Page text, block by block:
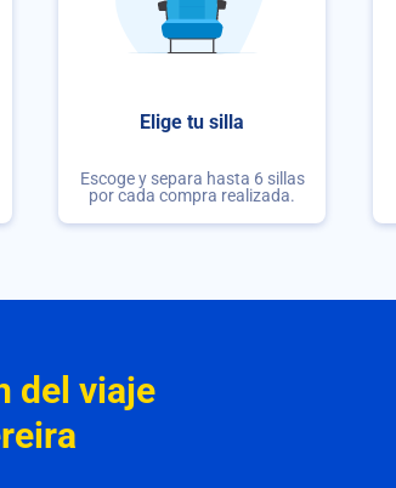
Elige tu silla
Escoge y separa hasta 6 sillas
por cada compra realizada.
del viaje